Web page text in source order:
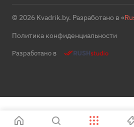
© 2026 Kvadrik.by. Разработано в «
Политика конфиденциальности
Разработано в